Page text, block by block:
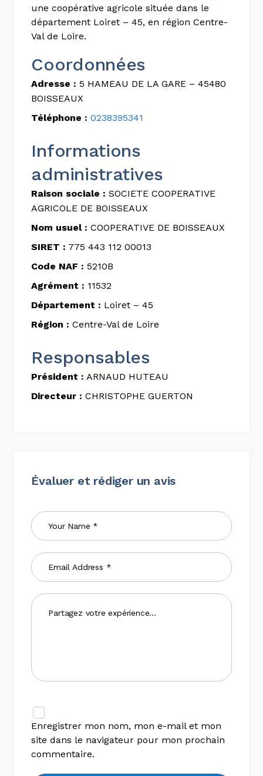
une coopérative agricole située dans le
département Loiret – 45, en région Centre-
Val de Loire.
Coordonnées
Adresse : 5 HAMEAU DE LA GARE – 45480
BOISSEAUX
Téléphone : 0238395341
Informations
administratives
Raison sociale : SOCIETE COOPERATIVE
AGRICOLE DE BOISSEAUX
Nom usuel : COOPERATIVE DE BOISSEAUX
SIRET : 775 443 112 00013
Code NAF : 5210B
Agrément : 11532
Département : Loiret – 45
Région : Centre-Val de Loire
Responsables
Président : ARNAUD HUTEAU
Directeur : CHRISTOPHE GUERTON
Évaluer et rédiger un avis
Enregistrer mon nom, mon e-mail et mon
site dans le navigateur pour mon prochain
commentaire.